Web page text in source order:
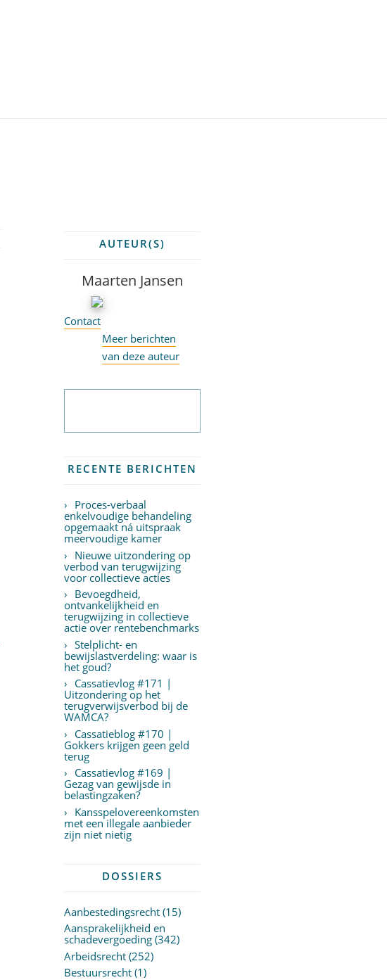
AUTEUR(S)
Maarten Jansen
Contact
Meer berichten
van deze auteur
RECENTE BERICHTEN
Proces-verbaal
enkelvoudige behandeling
opgemaakt ná uitspraak
meervoudige kamer
Nieuwe uitzondering op
verbod van terugwijzing
voor collectieve acties
Bevoegdheid,
ontvankelijkheid en
terugwijzing in collectieve
actie over rentebenchmarks
Stelplicht- en
bewijslastverdeling: waar is
het goud?
Cassatievlog #171 |
Uitzondering op het
terugverwijsverbod bij de
WAMCA?
Cassatieblog #170 |
Gokkers krijgen geen geld
terug
Cassatievlog #169 |
Gezag van gewijsde in
belastingzaken?
Kansspelovereenkomsten
met een illegale aanbieder
zijn niet nietig
DOSSIERS
Aanbestedingsrecht(15)
Aansprakelijkheid en
schadevergoeding(342)
Arbeidsrecht(252)
Bestuursrecht(1)